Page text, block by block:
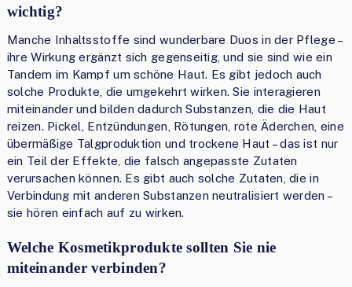
wichtig?
Manche Inhaltsstoffe sind wunderbare Duos in der Pflege –
ihre Wirkung ergänzt sich gegenseitig, und sie sind wie ein
Tandem im Kampf um schöne Haut. Es gibt jedoch auch
solche Produkte, die umgekehrt wirken. Sie interagieren
miteinander und bilden dadurch Substanzen, die die Haut
reizen. Pickel, Entzündungen, Rötungen, rote Äderchen, eine
übermäßige Talgproduktion und trockene Haut – das ist nur
ein Teil der Effekte, die falsch angepasste Zutaten
verursachen können. Es gibt auch solche Zutaten, die in
Verbindung mit anderen Substanzen neutralisiert werden –
sie hören einfach auf zu wirken.
Welche Kosmetikprodukte sollten Sie nie
miteinander verbinden?